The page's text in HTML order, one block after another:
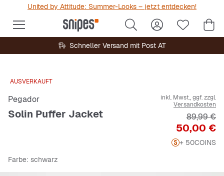
United by Attitude: Summer-Looks – jetzt entdecken!
Schneller Versand mit Post AT
AUSVERKAUFT
Pegador
Solin Puffer Jacket
inkl. Mwst., ggf. zzgl.
Versandkosten
Preis
50,00 €
89,99 €
+ 50COINS
Farbe: schwarz